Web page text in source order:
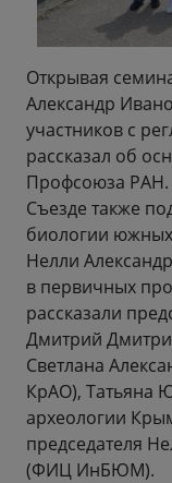
Открывая
Александр
участников с
рассказал об
Профсоюза РАН.
Съезде также
биологии
Нелли
в первичных
рассказали
Дмитрий
Светлана
КрАО), Татьяна
археологии
председателя
(ФИЦ ИнБЮМ).